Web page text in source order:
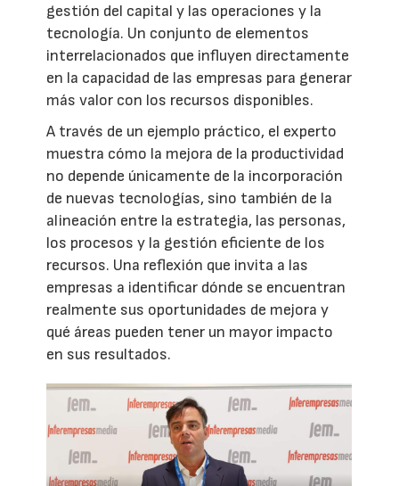
gestión del capital y las operaciones y la
tecnología. Un conjunto de elementos
interrelacionados que influyen directamente
en la capacidad de las empresas para generar
más valor con los recursos disponibles.
A través de un ejemplo práctico, el experto
muestra cómo la mejora de la productividad
no depende únicamente de la incorporación
de nuevas tecnologías, sino también de la
alineación entre la estrategia, las personas,
los procesos y la gestión eficiente de los
recursos. Una reflexión que invita a las
empresas a identificar dónde se encuentran
realmente sus oportunidades de mejora y
qué áreas pueden tener un mayor impacto
en sus resultados.